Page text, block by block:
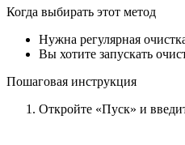
Когда выбирать этот метод
Нужна регулярная
Вы хотите запускать
Пошаговая инструкция
Откройте «Пуск» и